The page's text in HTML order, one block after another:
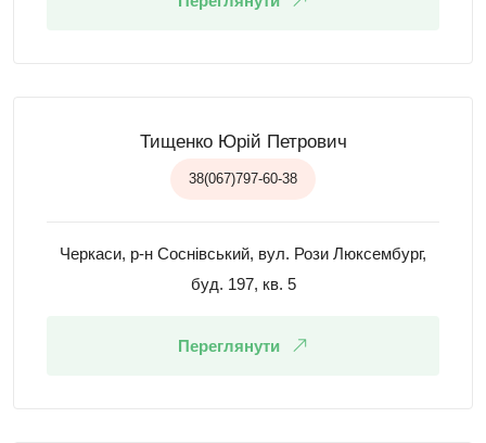
Тищенко Юрій Петрович
38(067)797-60-38
Черкаси, р-н Соснівський, вул. Рози Люксембург,
буд. 197, кв. 5
Переглянути